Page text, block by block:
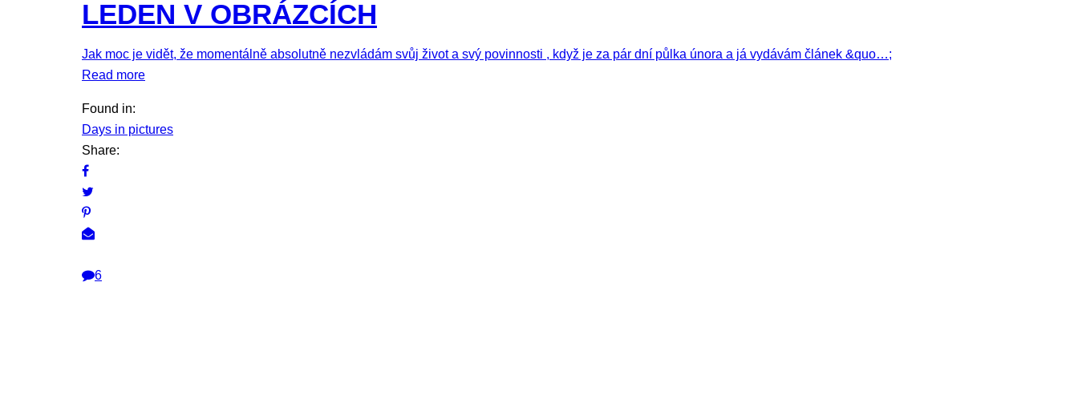
LEDEN V OBRÁZCÍCH
Jak moc je vidět, že momentálně absolutně nezvládám svůj život a svý povinnosti , když je za pár dní půlka února a já vydávám článek &quo…;
Read more
Found in:
Days in pictures
Share:
6